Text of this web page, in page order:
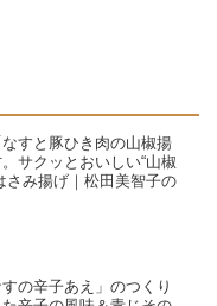
すと豚ひき肉の山椒揚
サクッとおいしい“山椒
さみ揚げ｜松田美智子の
の辛子あえ」のつくり